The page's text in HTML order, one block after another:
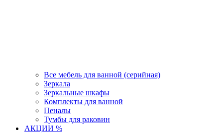
Все мебель для ванной (серийная)
Зеркала
Зеркальные шкафы
Комплекты для ванной
Пеналы
Тумбы для раковин
АКЦИИ %